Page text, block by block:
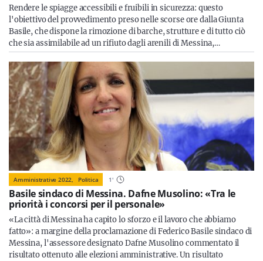
Rendere le spiagge accessibili e fruibili in sicurezza: questo
l'obiettivo del provvedimento preso nelle scorse ore dalla Giunta
Basile, che dispone la rimozione di barche, strutture e di tutto ciò
che sia assimilabile ad un rifiuto dagli arenili di Messina,…
Amministrative 2022, Politica 1'
Basile sindaco di Messina. Dafne Musolino: «Tra le
priorità i concorsi per il personale»
«La città di Messina ha capito lo sforzo e il lavoro che abbiamo
fatto»: a margine della proclamazione di Federico Basile sindaco di
Messina, l'assessore designato Dafne Musolino commentato il
risultato ottenuto alle elezioni amministrative. Un risultato